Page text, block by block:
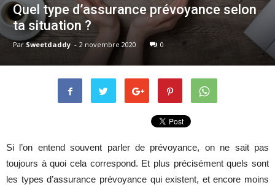
Quel type d’assurance prévoyance selon
ta situation ?
ParSweetdaddy - 2 novembre 2020 0
Si l’on entend souvent parler de prévoyance, on ne sait pas
toujours à quoi cela correspond. Et plus précisément quels sont
les types d’assurance prévoyance qui existent, et encore moins